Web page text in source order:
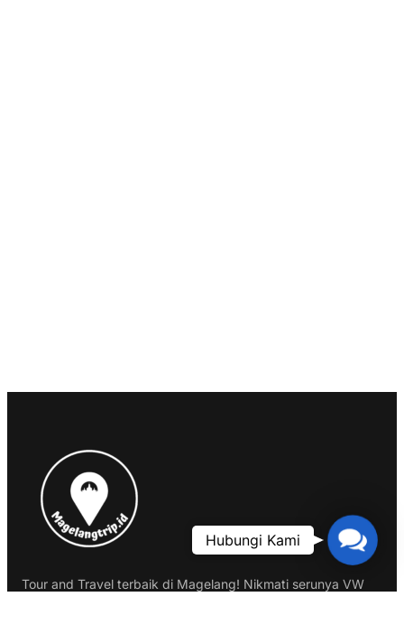
Tour and Travel terbaik di Magelang! Nikmati serunya VW
Us
Hubungi Kami